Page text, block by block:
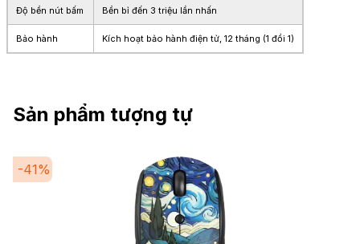
Độ bền nút bấm Bền bỉ đến 3 triệu lần nhấn
Bảo hành Kích hoạt bảo hành điện tử, 12 tháng (1 đổi 1)
Sản phẩm tượng tự
-41%